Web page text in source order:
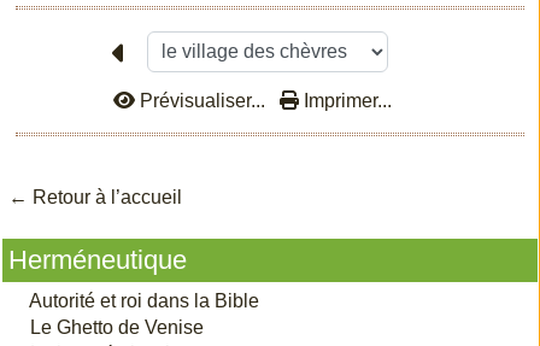
← Retour à l’accueil
Herméneutique
Autorité et roi dans la Bible
Le Ghetto de Venise
Prévisualiser... Imprimer...